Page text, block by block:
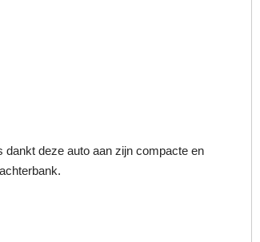
dankt deze auto aan zijn compacte en